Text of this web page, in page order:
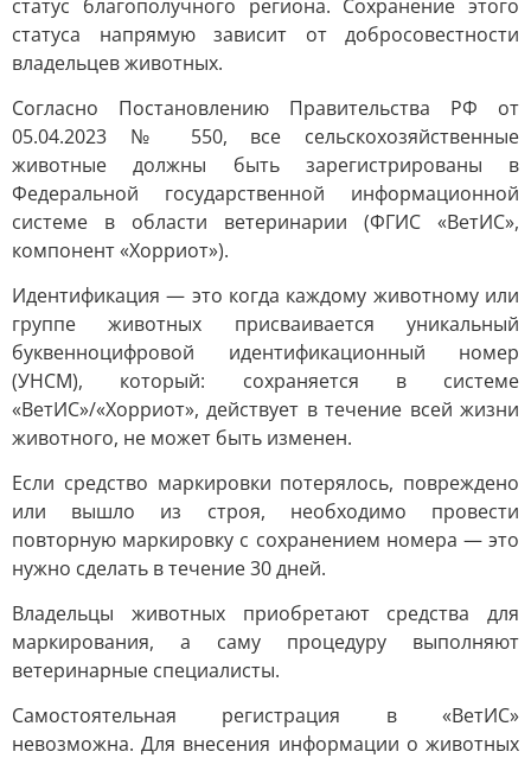
статус благополучного региона. Сохранение этого
статуса напрямую зависит от добросовестности
владельцев животных.
Согласно Постановлению Правительства РФ от
05.04.2023 № 550, все сельскохозяйственные
животные должны быть зарегистрированы в
Федеральной государственной информационной
системе в области ветеринарии (ФГИС «ВетИС»,
компонент «Хорриот»).
Идентификация — это когда каждому животному или
группе животных присваивается уникальный
буквенноцифровой идентификационный номер
(УНСМ), который: сохраняется в системе
«ВетИС»/«Хорриот», действует в течение всей жизни
животного, не может быть изменен.
Если средство маркировки потерялось, повреждено
или вышло из строя, необходимо провести
повторную маркировку с сохранением номера — это
нужно сделать в течение 30 дней.
Владельцы животных приобретают средства для
маркирования, а саму процедуру выполняют
ветеринарные специалисты.
Самостоятельная регистрация в «ВетИС»
невозможна. Для внесения информации о животных